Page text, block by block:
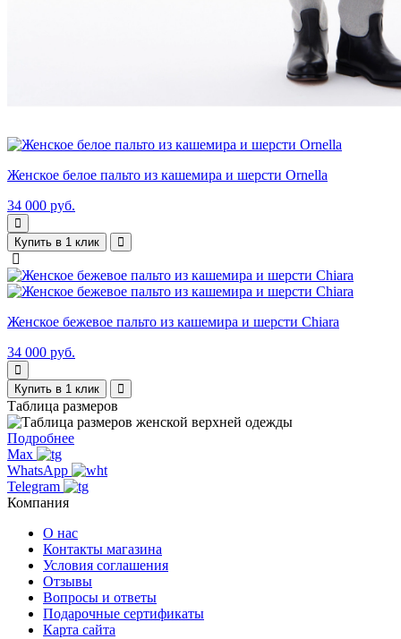
Женское белое пальто из кашемира и шерсти Ornella
34 000 руб.
Купить в 1 клик
Женское бежевое пальто из кашемира и шерсти Chiara
34 000 руб.
Купить в 1 клик
Таблица размеров
Подробнее
Max
WhatsApp
Telegram
Компания
О нас
Контакты магазина
Условия соглашения
Отзывы
Вопросы и ответы
Подарочные сертификаты
Карта сайта